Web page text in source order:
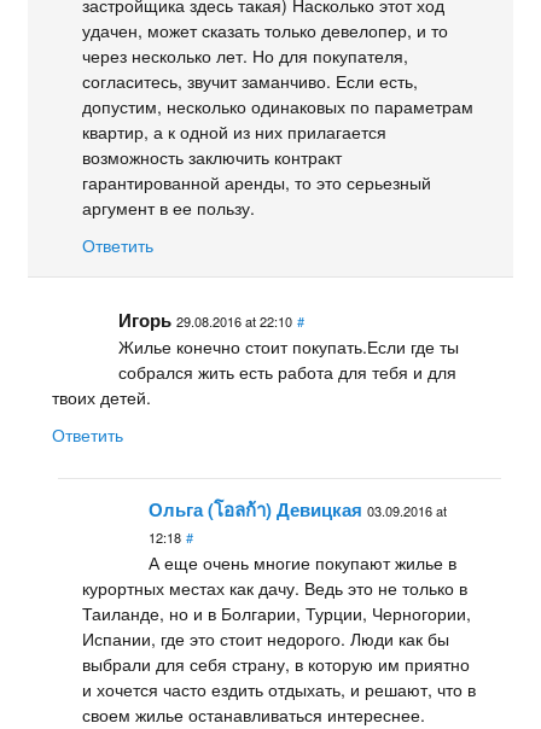
застройщика здесь такая) Насколько этот ход
удачен, может сказать только девелопер, и то
через несколько лет. Но для покупателя,
согласитесь, звучит заманчиво. Если есть,
допустим, несколько одинаковых по параметрам
квартир, а к одной из них прилагается
возможность заключить контракт
гарантированной аренды, то это серьезный
аргумент в ее пользу.
Ответить
Игорь 29.08.2016 at 22:10 #
Жилье конечно стоит покупать.Если где ты
собрался жить есть работа для тебя и для
твоих детей.
Ответить
Ольга (โอลก้า) Девицкая 03.09.2016 at
12:18 #
А еще очень многие покупают жилье в
курортных местах как дачу. Ведь это не только в
Таиланде, но и в Болгарии, Турции, Черногории,
Испании, где это стоит недорого. Люди как бы
выбрали для себя страну, в которую им приятно
и хочется часто ездить отдыхать, и решают, что в
своем жилье останавливаться интереснее.